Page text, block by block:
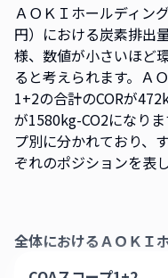
ＡＯＫＩホールディン
円）における炭素排出
様、数値が小さいほど
ると考えられます。Ａ
1+2の合計のCORが
が1580kg-CO2になり
プ別に分かれており、
ぞれのポジションを表
全体におけるＡＯＫＩ